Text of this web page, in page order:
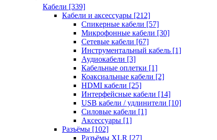
Кабели [339]
Кабели и аксессуары [212]
Спикерные кабели [57]
Микрофонные кабели [30]
Сетевые кабели [67]
Инструментальный кабель [1]
Аудиокабели [3]
Кабельные оплетки [1]
Коаксиальные кабели [2]
HDMI кабели [25]
Интерфейсные кабели [14]
USB кабели / удлинители [10]
Силовые кабели [1]
Аксессуары [1]
Разъёмы [102]
Разъёмы XLR [27]